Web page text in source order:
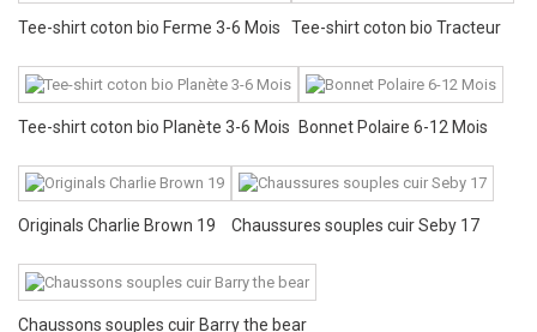
Tee-shirt coton bio Ferme 3-6 Mois Tee-shirt coton bio Tracteur
Tee-shirt coton bio Planète 3-6 Mois Bonnet Polaire 6-12 Mois
Originals Charlie Brown 19 Chaussures souples cuir Seby 17
Chaussons souples cuir Barry the bear